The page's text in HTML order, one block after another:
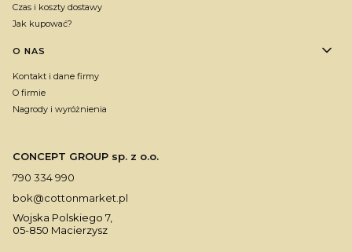
Czas i koszty dostawy
Jak kupować?
O NAS
Kontakt i dane firmy
O firmie
Nagrody i wyróżnienia
CONCEPT GROUP sp. z o.o.
790 334 990
bok@cottonmarket.pl
Wojska Polskiego 7,
05-850 Macierzysz